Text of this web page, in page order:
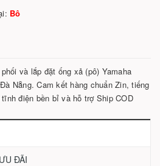
Bô
và lắp đặt ống xả (pô) Yamaha
Nẵng. Cam kết hàng chuẩn Zin, tiếng
điện bền bỉ và hỗ trợ Ship COD
ĐÃI